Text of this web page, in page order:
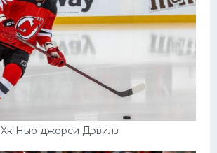
Хк Нью джерси Дэвилз